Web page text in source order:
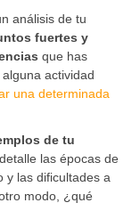
análisis de tu
fuertes y
que has
actividad
una determinada
de tu
las épocas de
y las dificultades a
modo, ¿qué